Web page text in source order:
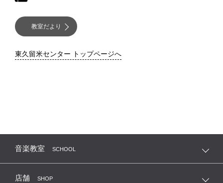
教室だより
東久留米センター トップページへ
音楽教室 SCHOOL
店舗 SHOP